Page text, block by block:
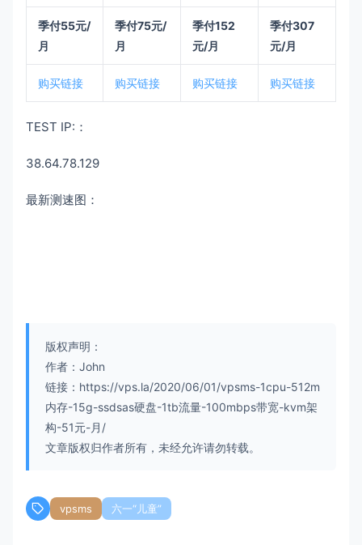
季付55元/
月
季付75元/
月
季付152
元/月
季付307
元/月
购买链接 购买链接 购买链接 购买链接
TEST IP:：
38.64.78.129
最新测速图：
版权声明：
作者：John
链接：https://vps.la/2020/06/01/vpsms-1cpu-512m
内存-15g-ssdsas硬盘-1tb流量-100mbps带宽-kvm架
构-51元-月/
文章版权归作者所有，未经允许请勿转载。
vpsms 六一“儿童”